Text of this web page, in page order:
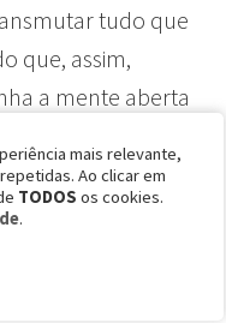
tudo que
que, assim,
a mente aberta
Kali, adotada
que chegam com
mais relevante,
Ao clicar em
TODOS os cookies.
.